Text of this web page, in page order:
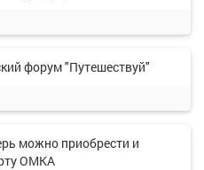
форум "Путешествуй"
можно приобрести и
ОМКА